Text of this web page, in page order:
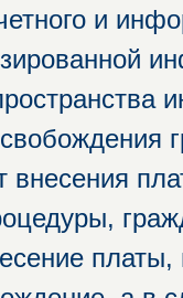
и
внесения